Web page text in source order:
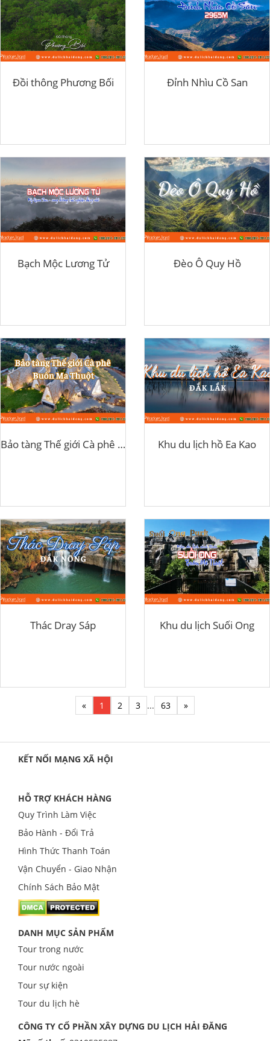
Đồi thông Phương Bối Đỉnh Nhìu Cồ San
Bạch Mộc Lương Tử Đèo Ô Quy Hồ
Bảo tàng Thế giới Cà phê Buôn Ma Thuột Khu du lịch hồ Ea Kao
Thác Dray Sáp Khu du lịch Suối Ong
« 1 2 3 ... 63 »
KẾT NỐI MẠNG XÃ HỘI
HỖ TRỢ KHÁCH HÀNG
Quy Trình Làm Việc
Bảo Hành - Đổi Trả
Hình Thức Thanh Toán
Vận Chuyển - Giao Nhận
Chính Sách Bảo Mật
DANH MỤC SẢN PHẨM
Tour trong nước
Tour nước ngoài
Tour sự kiện
Tour du lịch hè
CÔNG TY CỔ PHẦN XÂY DỰNG DU LỊCH HẢI ĐĂNG